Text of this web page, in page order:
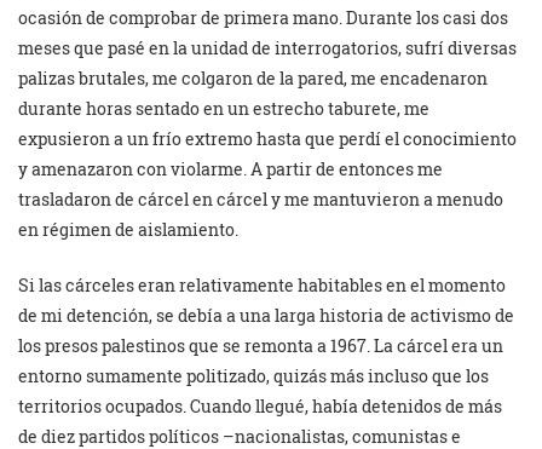
ocasión de comprobar de primera mano. Durante los casi dos
meses que pasé en la unidad de interrogatorios, sufrí diversas
palizas brutales, me colgaron de la pared, me encadenaron
durante horas sentado en un estrecho taburete, me
expusieron a un frío extremo hasta que perdí el conocimiento
y amenazaron con violarme. A partir de entonces me
trasladaron de cárcel en cárcel y me mantuvieron a menudo
en régimen de aislamiento.
Si las cárceles eran relativamente habitables en el momento
de mi detención, se debía a una larga historia de activismo de
los presos palestinos que se remonta a 1967. La cárcel era un
entorno sumamente politizado, quizás más incluso que los
territorios ocupados. Cuando llegué, había detenidos de más
de diez partidos políticos –nacionalistas, comunistas e